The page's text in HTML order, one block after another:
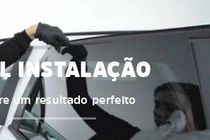
INSTALAÇÃO
um resultado perfeito